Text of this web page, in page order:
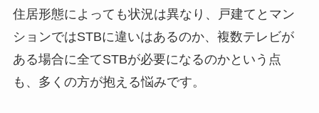
住居形態によっても状況は異なり、戸建てとマン
ションではSTBに違いはあるのか、複数テレビが
ある場合に全てSTBが必要になるのかという点
も、多くの方が抱える悩みです。